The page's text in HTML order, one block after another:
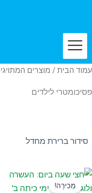
עמוד הבית / מוצרים
פסיכומטרי לילדים
מְכִירָה!
המחיר
המקורי
היה:
המחיר
הוא: